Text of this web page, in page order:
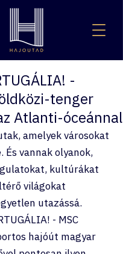
-
tenger
Atlanti-óceánnal
amelyek városokat
És vannak olyanok,
kultúrákat
világokat
utazássá.
- MSC
hajóút magyar